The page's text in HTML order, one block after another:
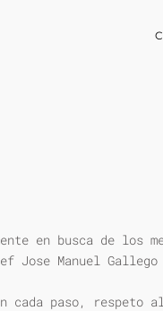
en busca de los
Jose Manuel
cada paso, respeto